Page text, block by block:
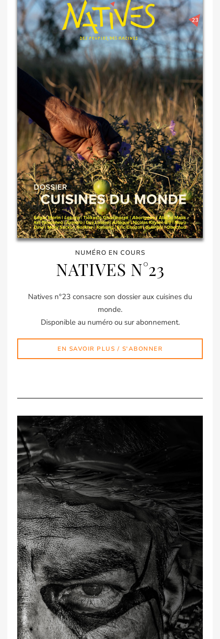
NUMÉRO EN COURS
NATIVES N°23
Natives n°23 consacre son dossier aux cuisines du
monde.
Disponible au numéro ou sur abonnement.
EN SAVOIR PLUS / S'ABONNER